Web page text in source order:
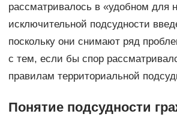
рассматривалось в «удобном для
исключительной подсудности
поскольку они снимают ряд
с тем, если бы спор
правилам территориальной
Понятие подсудности